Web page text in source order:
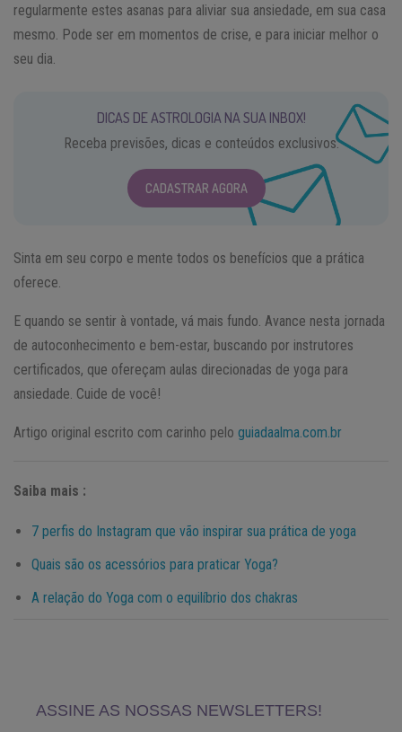
regularmente estes asanas para aliviar sua ansiedade, em sua casa
mesmo. Pode ser em momentos de crise, e para iniciar melhor o
seu dia.
DICAS DE ASTROLOGIA NA SUA INBOX!
Receba previsões, dicas e conteúdos exclusivos.
CADASTRAR AGORA
Sinta em seu corpo e mente todos os benefícios que a prática
oferece.
E quando se sentir à vontade, vá mais fundo. Avance nesta jornada
de autoconhecimento e bem-estar, buscando por instrutores
certificados, que ofereçam aulas direcionadas de yoga para
ansiedade. Cuide de você!
Artigo original escrito com carinho pelo guiadaalma.com.br
Saiba mais :
7 perfis do Instagram que vão inspirar sua prática de yoga
Quais são os acessórios para praticar Yoga?
A relação do Yoga com o equilíbrio dos chakras